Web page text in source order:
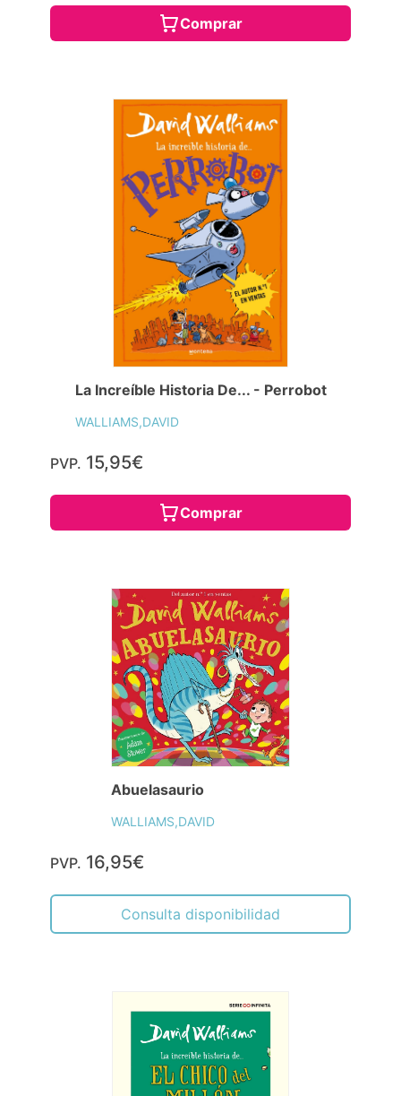
Comprar
La Increíble Historia De... - Perrobot
WALLIAMS,DAVID
PVP. 15,95€
Comprar
Abuelasaurio
WALLIAMS,DAVID
PVP. 16,95€
Consulta disponibilidad